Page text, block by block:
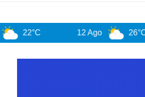
12 Ago 26°C 13